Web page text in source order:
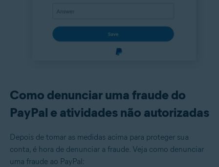
Como denunciar uma fraude do
PayPal e atividades não autorizadas
Depois de tomar as medidas acima para proteger sua
conta, é hora de denunciar a fraude. Veja como denunciar
uma fraude ao PayPal: